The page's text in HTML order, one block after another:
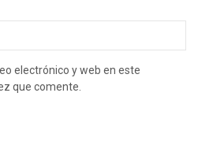
electrónico y web en este
que comente.